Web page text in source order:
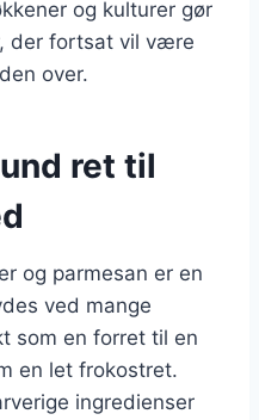
og kulturer gør
der fortsat vil være
over.
ret til
og parmesan er en
ved mange
som en forret til en
en let frokostret.
ingredienser